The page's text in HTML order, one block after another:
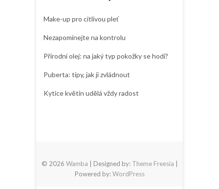
Make-up pro citlivou pleť
Nezapomínejte na kontrolu
Přírodní olej: na jaký typ pokožky se hodí?
Puberta: tipy, jak ji zvládnout
Kytice květin udělá vždy radost
© 2026 Wamba | Designed by: Theme Freesia |
Powered by:WordPress